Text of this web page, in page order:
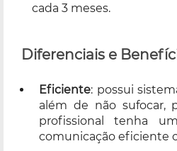
cada 3 meses.
Diferenciais e
Eficiente: possui
além de não sufocar,
profissional tenha
comunicação eficiente